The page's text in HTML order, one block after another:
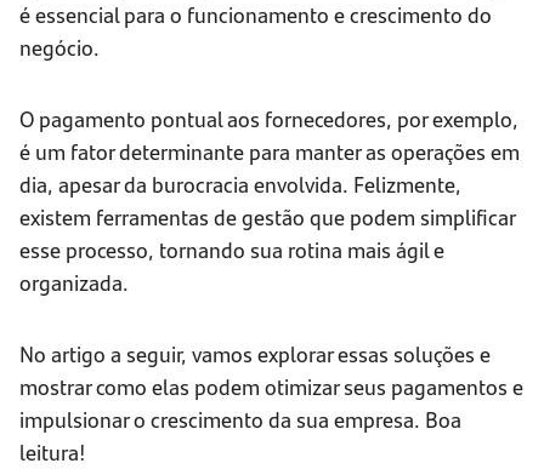
é essencial para o funcionamento e crescimento do
negócio.
O pagamento pontual aos fornecedores, por exemplo,
é um fator determinante para manter as operações em
dia, apesar da burocracia envolvida. Felizmente,
existem ferramentas de gestão que podem simplificar
esse processo, tornando sua rotina mais ágil e
organizada.
No artigo a seguir, vamos explorar essas soluções e
mostrar como elas podem otimizar seus pagamentos e
impulsionar o crescimento da sua empresa. Boa
leitura!